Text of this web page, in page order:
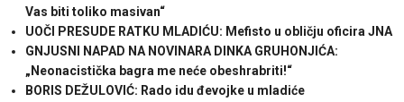
Vas biti toliko masivan“
UOČI PRESUDE RATKU MLADIĆU: Mefisto u obličju oficira JNA
GNJUSNI NAPAD NA NOVINARA DINKA GRUHONJIĆA:
„Neonacistička bagra me neće obeshrabriti!“
BORIS DEŽULOVIĆ: Rado idu đevojke u mladiće